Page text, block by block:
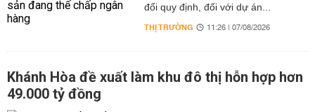
đổi quy định, đối với dự án...
THỊ TRƯỜNG 11:26 | 07/08/2026
Khánh Hòa đề xuất làm khu đô thị hỗn hợp hơn
49.000 tỷ đồng